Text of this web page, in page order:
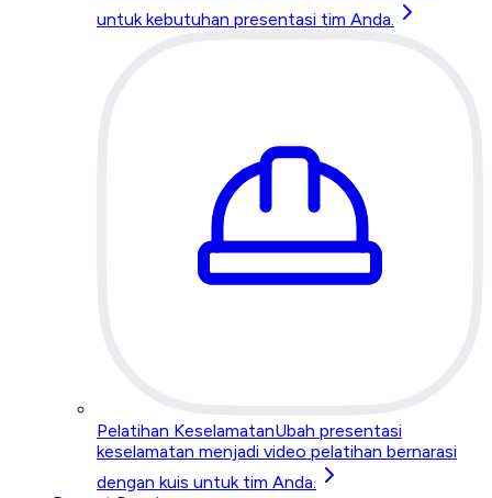
untuk kebutuhan presentasi tim Anda.
Pelatihan KeselamatanUbah presentasi
keselamatan menjadi video pelatihan bernarasi
dengan kuis untuk tim Anda.